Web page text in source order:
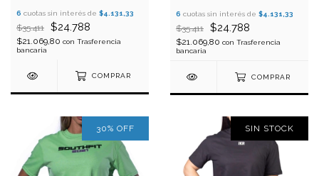
6 cuotas sin interés de $4.131,33
$35.411 $24.788
$21.069,80 con Trasferencia
bancaria
COMPRAR
6 cuotas sin interés de $4.131,33
$35.411 $24.788
$21.069,80 con Trasferencia
bancaria
COMPRAR
30% OFF SIN STOCK